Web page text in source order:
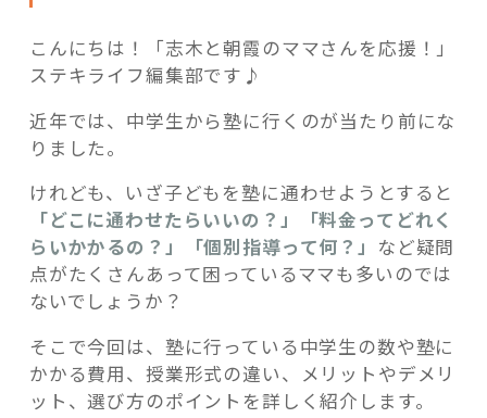
これからの暮らし 住み替え相談
記事検索
こんにちは！「志木と朝霞のママさんを応援！」
ステキライフ編集部です♪
近年では、中学生から塾に行くのが当たり前にな
りました。
けれども、いざ子どもを塾に通わせようとすると
「どこに通わせたらいいの？」「料金ってどれく
らいかかるの？」「個別指導って何？」 など疑問
点がたくさんあって困っているママも多いのでは
ないでしょうか？
そこで今回は、塾に行っている中学生の数や塾に
かかる費用、授業形式の違い、メリットやデメリ
ット、選び方のポイントを詳しく紹介します。